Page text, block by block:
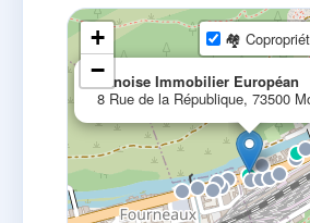
Vanoise Immobilier Européan
8 Rue de la République, 73500
+
−
🏘